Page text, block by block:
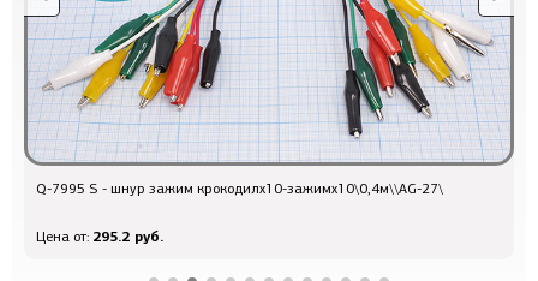
Q-7995 S - шнур зажим крокодилx10-зажимx10\0,4м\\AG-27\
Цена от: 295.2 руб.